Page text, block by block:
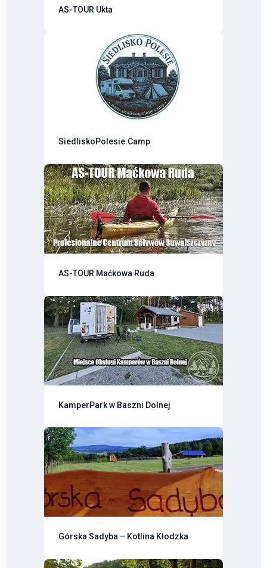
AS-TOUR Ukta
SiedliskoPolesie.Camp
AS-TOUR Maćkowa Ruda
KamperPark w Baszni Dolnej
Górska Sadyba – Kotlina Kłodzka